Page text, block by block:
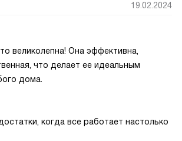
19.02.2024
великолепна! Она эффективна,
что делает ее идеальным
дома.
когда все работает настолько